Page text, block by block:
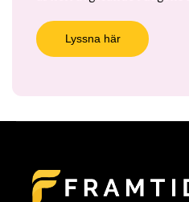
Lyssna här